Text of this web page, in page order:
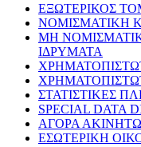
ΕΞΩΤΕΡΙΚΟΣ
ΝΟΜΙΣΜΑΤΙΚΗ
ΜΗ
ΙΔΡΥΜΑΤΑ
ΣΤΑΤΙΣΤΙΚΕΣ
SPECIAL DATA
ΑΓΟΡΑ
ΕΣΩΤΕΡΙΚΗ